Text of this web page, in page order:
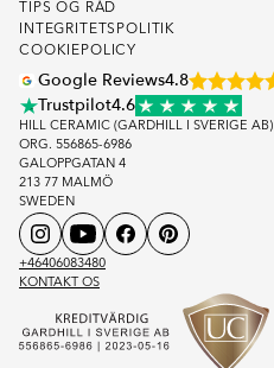
TIPS OG RÅD
INTEGRITETSPOLITIK
COOKIEPOLICY
Google Reviews4.8
Trustpilot4.6
HILL CERAMIC (GARDHILL I SVERIGE AB)
ORG. 556865-6986
GALOPPGATAN 4
213 77 MALMÖ
SWEDEN
+46406083480
KONTAKT OS